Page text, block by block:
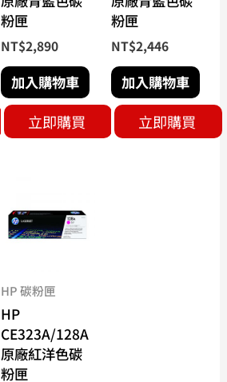
粉匣
NT$2,890
加入購物車
立即購買
粉匣
NT$2,446
加入購物車
立即購買
HP 碳粉匣
HP
CE323A/128A
原廠紅洋色碳
粉匣